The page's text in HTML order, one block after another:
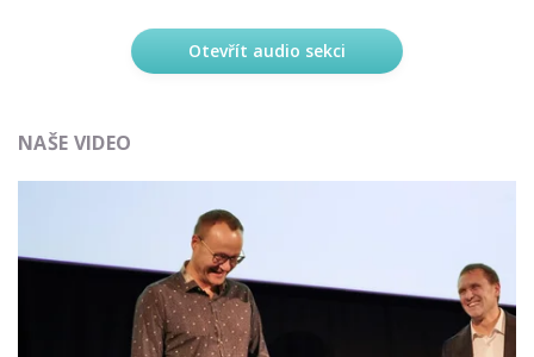
Otevřít audio sekci
NAŠE VIDEO